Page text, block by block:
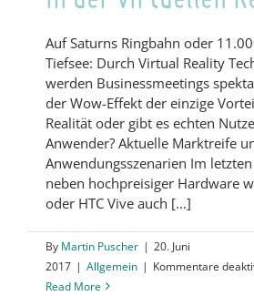
Auf Saturns Ringbahn oder
Tiefsee: Durch Virtual Reality
werden Businessmeetings
der Wow-Effekt der einzige
Realität oder gibt es echten
Anwender? Aktuelle Marktreife
Anwendungsszenarien Im
neben hochpreisiger Hardware
oder HTC Vive auch [...]
By Martin Puscher | 20. Juni
2017 | Allgemein | Kommentare
Read More